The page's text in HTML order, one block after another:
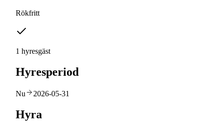
Rökfritt
1 hyresgäst
Hyresperiod
Nu 2026-05-31
Hyra